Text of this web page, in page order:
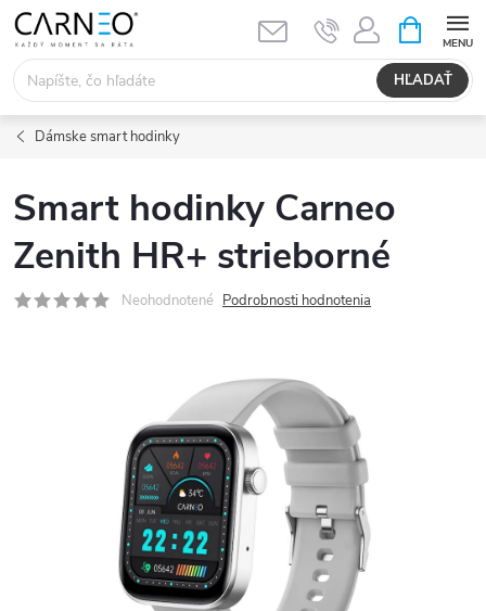
Prejsť
obsah
HĽADAŤ
KOŠÍK
Dámske smart hodinky
Smart hodinky Carneo
Zenith HR+ strieborné
Neohodnotené Podrobnosti hodnotenia